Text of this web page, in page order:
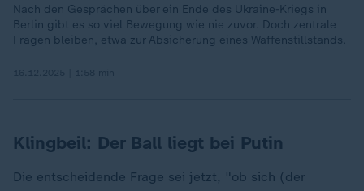
Nach den Gesprächen über ein Ende des Ukraine-Kriegs in
Berlin gibt es so viel Bewegung wie nie zuvor. Doch zentrale
Fragen bleiben, etwa zur Absicherung eines Waffenstillstands.
Klingbeil: Der Ball liegt bei Putin
Die entscheidende Frage sei jetzt, "ob sich (der